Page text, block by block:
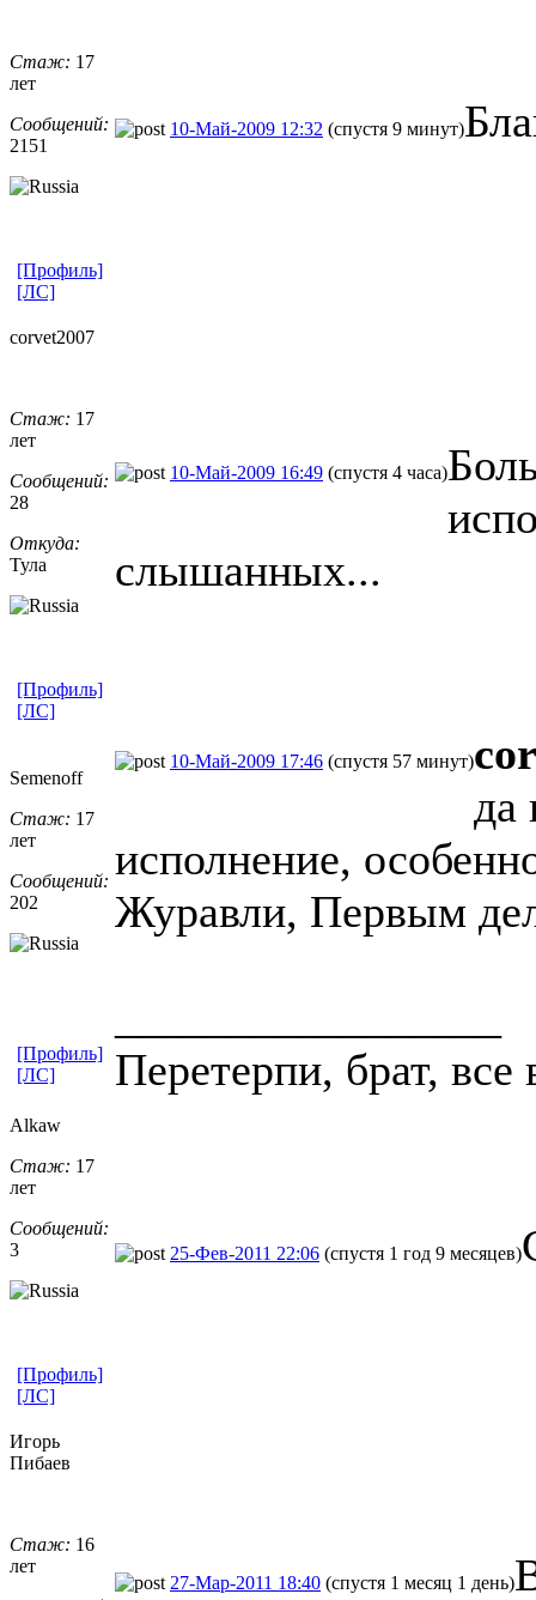
Стаж: 17
лет
Сообщений:
2151
10-Май-2009 12:32 (спустя 9 минут)
[Профиль]
[ЛС]
corvet2007
Стаж: 17
лет
Сообщений:
28
Откуда:
Тула
10-Май-2009 16:49 (спустя 4 часа)
слышанных...
[Профиль]
[ЛС]
Semenoff
Стаж: 17
лет
Сообщений:
202
10-Май-2009 17:46 (спустя 57 минут)
да
исполнение,
Журавли, Первым
Пеpетеpпи, бpат, все
[Профиль]
[ЛС]
Alkaw
Стаж: 17
лет
Сообщений:
3
25-Фев-2011 22:06 (спустя 1 год 9 месяцев)
[Профиль]
[ЛС]
Игорь
Пибаев
Стаж: 16
лет
27-Мар-2011 18:40 (спустя 1 месяц 1 день)